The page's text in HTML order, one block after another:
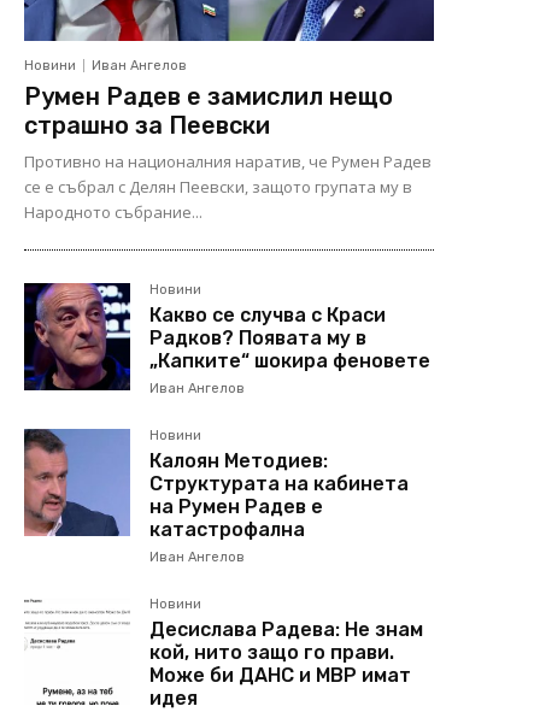
Новини Иван Ангелов
Румен Радев е замислил нещо
страшно за Пеевски
Противно на националния наратив, че Румен Радев
се е събрал с Делян Пеевски, защото групата му в
Народното събрание...
Новини
Какво се случва с Краси
Радков? Появата му в
„Капките“ шокира феновете
Иван Ангелов
Новини
Калоян Методиев:
Структурата на кабинета
на Румен Радев е
катастрофална
Иван Ангелов
Новини
Десислава Радева: Не знам
кой, нито защо го прави.
Може би ДАНС и МВР имат
идея